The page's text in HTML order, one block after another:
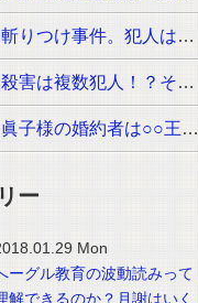
江東区日本刀斬りつけ事件。犯人は？手配されていないのは？
白石隆浩９人殺害は複数犯人！？その手口が次々と判明！なぜ事件が起きたのか？
小室圭さん！眞子様の婚約者は○○王子でイケメン！？画像は？
ー
Mon
ーグル教育の波動読みって
解できるのか？月謝はいく